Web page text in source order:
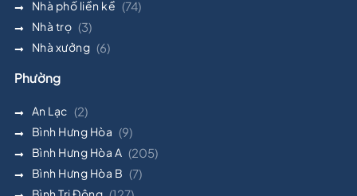
Nhà phố liền kề (74)
Nhà trọ (3)
Nhà xưởng (6)
Phường
An Lạc (2)
Bình Hưng Hòa (9)
Bình Hưng Hòa A (205)
Bình Hưng Hòa B (7)